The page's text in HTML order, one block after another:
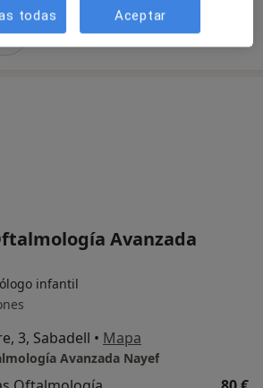
Avanzada
infantil
3, Sabadell • Mapa
Avanzada Nayef
todas Aceptar